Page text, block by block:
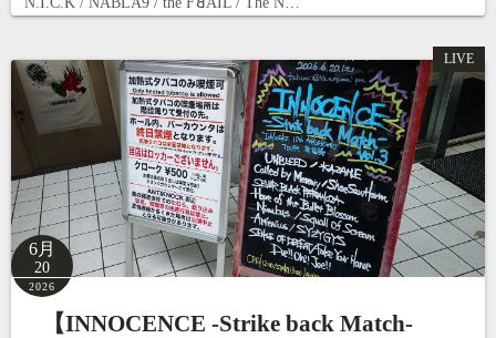
LIVE
6月
20
2026
【INNOCENCE -Strike back Match-